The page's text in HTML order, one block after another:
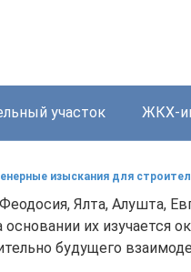
участок ЖКХ-
изыскания для
Ялта, Алушта,
их
будущего